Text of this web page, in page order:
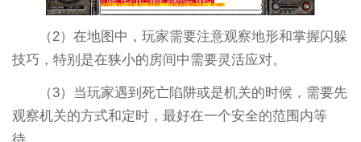
（2）在地图中，玩家需要注意观察地形和掌握闪躲
技巧，特别是在狭小的房间中需要灵活应对。
（3）当玩家遇到死亡陷阱或是机关的时候，需要先
观察机关的方式和定时，最好在一个安全的范围内等